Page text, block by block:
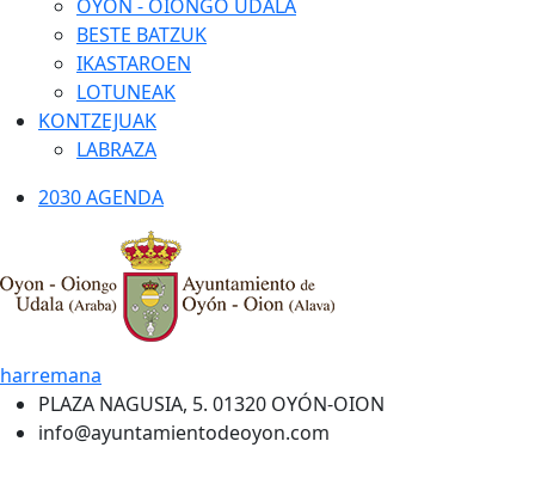
OYÓN - OIONGO UDALA
BESTE BATZUK
IKASTAROEN
LOTUNEAK
KONTZEJUAK
LABRAZA
2030 AGENDA
harremana
PLAZA NAGUSIA, 5. 01320 OYÓN-OION
info@ayuntamientodeoyon.com